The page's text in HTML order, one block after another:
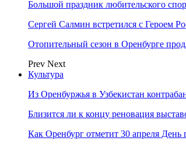
Большой праздник любительского
Сергей Салмин встретился с Героем
Отопительный сезон в Оренбурге
Prev Next
Культура
Из Оренбуржья в Узбекистан
Близится ли к концу реновация
Как Оренбург отметит 30 апреля День